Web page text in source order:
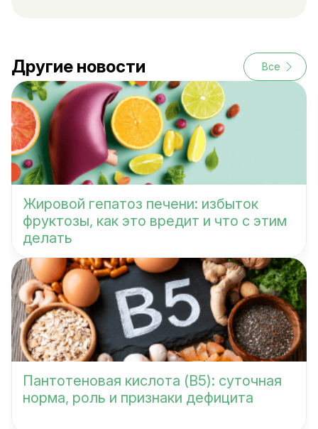
Другие новости Все
Жировой гепатоз печени: избыток
фруктозы, как это вредит и что с этим
делать
Пантотеновая кислота (B5): суточная
норма, роль и признаки дефицита